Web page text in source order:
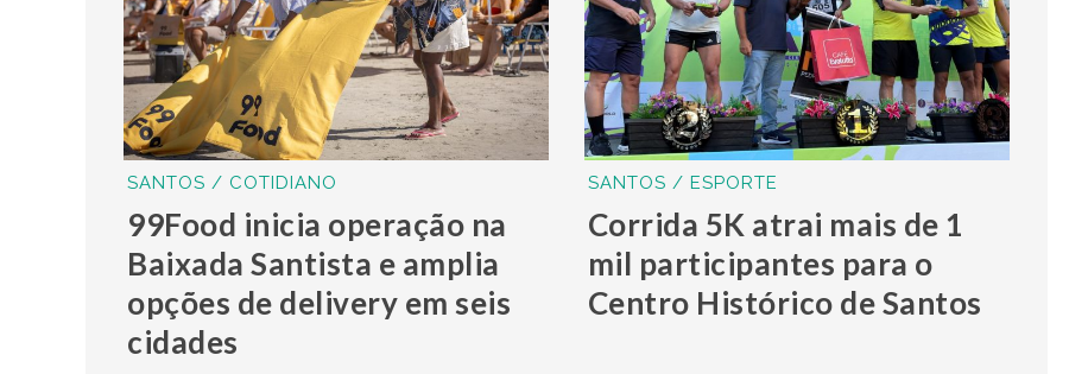
SANTOS / COTIDIANO
99Food inicia operação na
Baixada Santista e amplia
opções de delivery em seis
cidades
SANTOS / ESPORTE
Corrida 5K atrai mais de 1
mil participantes para o
Centro Histórico de Santos